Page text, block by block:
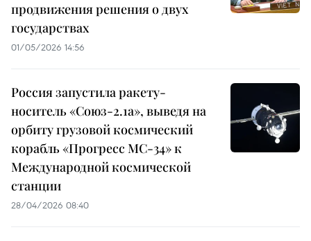
продвижения решения о двух
государствах
01/05/2026 14:56
Россия запустила ракету-
носитель «Союз-2.1а», выведя на
орбиту грузовой космический
корабль «Прогресс МС-34» к
Международной космической
станции
28/04/2026 08:40